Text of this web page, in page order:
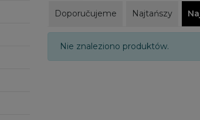
Doporučujeme Najtańszy
Nie znaleziono produktów.